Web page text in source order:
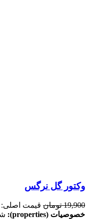
وکتور گل نرگس
19,900 تومان قیمت اصلی: 19,900 تومان بود.
خصوصیات (properties):